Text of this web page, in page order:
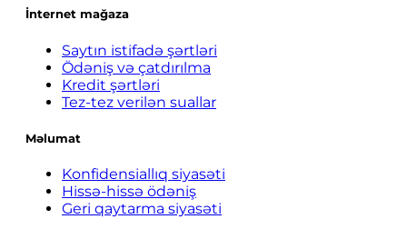
İnternet mağaza
Saytın istifadə şərtləri
Ödəniş və çatdırılma
Kredit şərtləri
Tez-tez verilən suallar
Məlumat
Konfidensiallıq siyasəti
Hissə-hissə ödəniş
Geri qaytarma siyasəti